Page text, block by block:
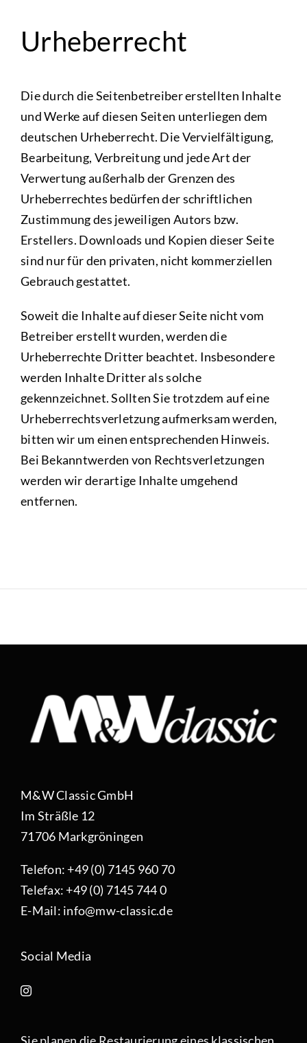
Urheberrecht
Die durch die Seitenbetreiber erstellten Inhalte
und Werke auf diesen Seiten unterliegen dem
deutschen Urheberrecht. Die Vervielfältigung,
Bearbeitung, Verbreitung und jede Art der
Verwertung außerhalb der Grenzen des
Urheberrechtes bedürfen der schriftlichen
Zustimmung des jeweiligen Autors bzw.
Erstellers. Downloads und Kopien dieser Seite
sind nur für den privaten, nicht kommerziellen
Gebrauch gestattet.
Soweit die Inhalte auf dieser Seite nicht vom
Betreiber erstellt wurden, werden die
Urheberrechte Dritter beachtet. Insbesondere
werden Inhalte Dritter als solche
gekennzeichnet. Sollten Sie trotzdem auf eine
Urheberrechtsverletzung aufmerksam werden,
bitten wir um einen entsprechenden Hinweis.
Bei Bekanntwerden von Rechtsverletzungen
werden wir derartige Inhalte umgehend
entfernen.
M&W Classic GmbH
Im Sträßle 12
71706 Markgröningen
Telefon: +49 (0) 7145 960 70
Telefax: +49 (0) 7145 744 0
E-Mail: info@mw-classic.de
Social Media